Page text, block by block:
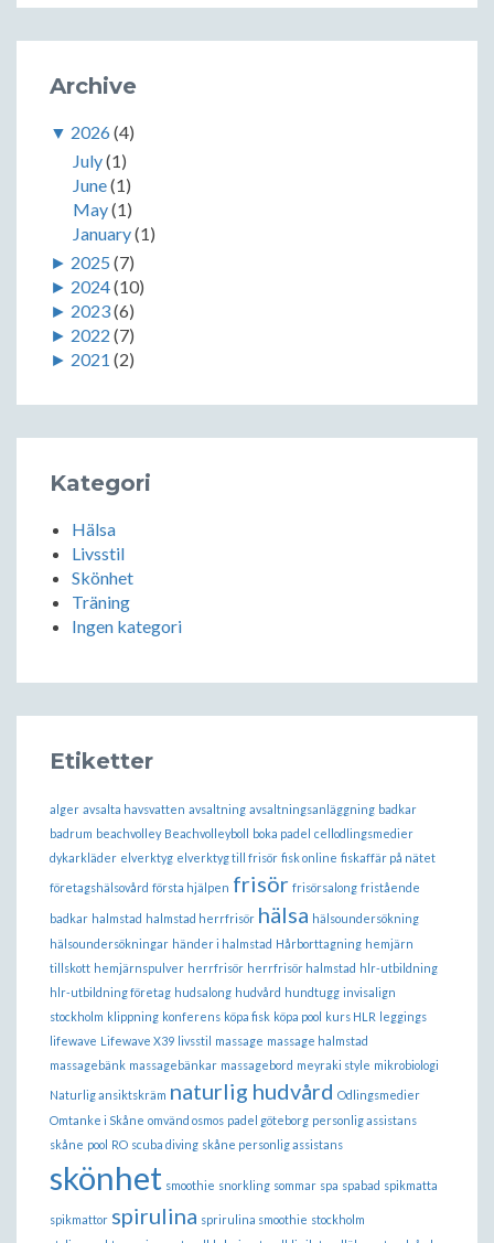
Archive
▼ 2026(4)
July(1)
June(1)
May(1)
January(1)
► 2025 (7)
► 2024(10)
► 2023(6)
► 2022 (7)
► 2021 (2)
Kategori
Hälsa
Livsstil
Skönhet
Träning
Ingen kategori
Etiketter
alger avsalta havsvatten avsaltning avsaltningsanläggning badkar
badrum beachvolley Beachvolleyboll boka padel cellodlingsmedier
dykarkläder elverktyg elverktyg till frisör fisk online fiskaffär på nätet
företagshälsovård första hjälpen frisör frisörsalong fristående
badkar halmstad halmstad herrfrisör hälsa hälsoundersökning
hälsoundersökningar händer i halmstad Hårborttagning hemjärn
tillskott hemjärnspulver herrfrisör herrfrisör halmstad hlr-utbildning
hlr-utbildning företag hudsalong hudvård hundtugg invisalign
stockholm klippning konferens köpa fisk köpa pool kurs HLR leggings
lifewave Lifewave X39 livsstil massage massage halmstad
massagebänk massagebänkar massagebord meyraki style mikrobiologi
Naturlig ansiktskräm naturlig hudvård Odlingsmedier
Omtanke i Skåne omvänd osmos padel göteborg personlig assistans
skåne pool RO scuba diving skåne personlig assistans
skönhet smoothie snorkling sommar spa spabad spikmatta
spikmattor spirulina sprirulina smoothie stockholm